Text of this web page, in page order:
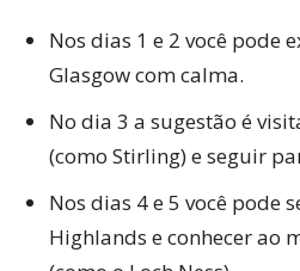
Nos dias 1 e 2 você pode
Glasgow com calma.
No dia 3 a sugestão é
(como Stirling) e seguir
Nos dias 4 e 5 você pode
Highlands e conhecer ao